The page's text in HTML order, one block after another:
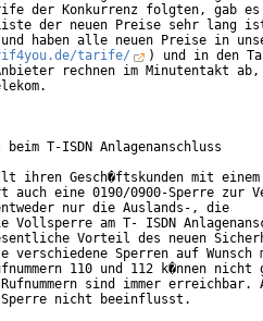
der Konkurrenz folgten, gab
der neuen Preise sehr lang
haben alle neuen Preise in
tarife/
) und in den
rechnen im Minutentakt
T-ISDN Anlagenanschluss
ihren Gesch�ftskunden mit einem
auch eine 0190/0900-Sperre zur
nur die Auslands-, die
am T- ISDN
Vorteil des neuen
Sperren auf Wunsch
110 und 112 k�nnen nicht
sind immer erreichbar.
Sperre nicht beeinflusst.